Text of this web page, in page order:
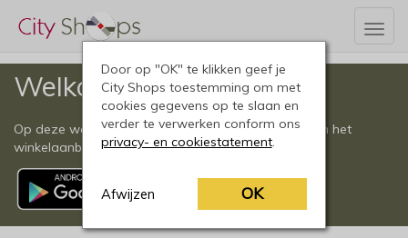
Welkom
Op deze website vindt u een compleet overzicht van het
winkelaanbod in Wierden en omgeving.
Door op "OK" te klikken geef je
City Shops toestemming om met
cookies gegevens op te slaan en
verder te verwerken conform ons
privacy- en cookiestatement.
Afwijzen OK